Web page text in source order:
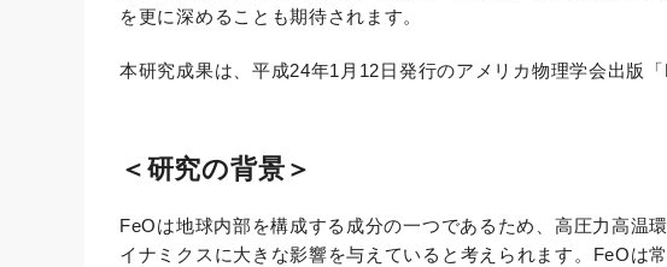
を更に深めることも期待されます。
本研究成果は、平成24年1月12日発行のアメリカ物理学会出版
＜研究の背景＞
FeOは地球内部を構成する成分の一つであるため、高圧力高温
イナミクスに大きな影響を与えていると考えられます。FeOは